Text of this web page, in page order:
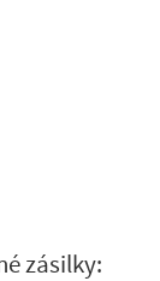
zásilky: